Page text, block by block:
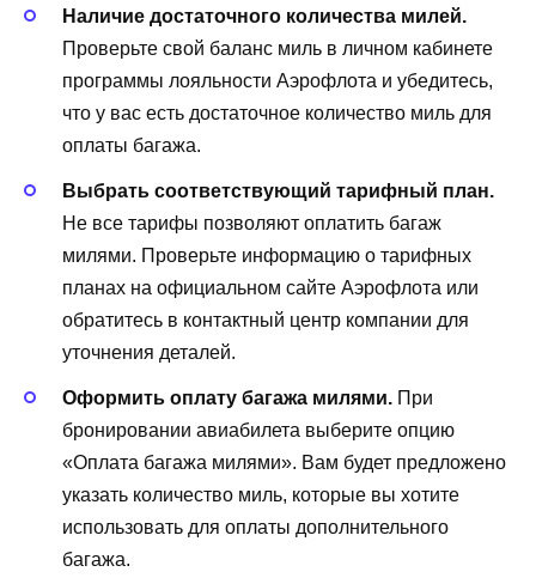
Наличие достаточного количества милей.
Проверьте свой баланс миль в личном кабинете
программы лояльности Аэрофлота и убедитесь,
что у вас есть достаточное количество миль для
оплаты багажа.
Выбрать соответствующий тарифный план.
Не все тарифы позволяют оплатить багаж
милями. Проверьте информацию о тарифных
планах на официальном сайте Аэрофлота или
обратитесь в контактный центр компании для
уточнения деталей.
Оформить оплату багажа милями. При
бронировании авиабилета выберите опцию
«Оплата багажа милями». Вам будет предложено
указать количество миль, которые вы хотите
использовать для оплаты дополнительного
багажа.